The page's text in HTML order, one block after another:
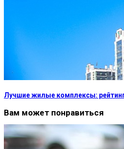
Лучшие жилые комплексы:
Вам может понравиться